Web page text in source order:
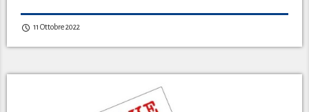
11 Ottobre 2022